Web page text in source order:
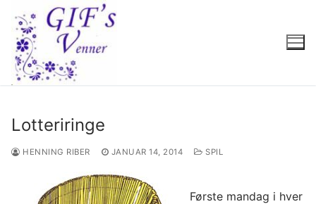
indhold
Lotteriringe
HENNING RIBER JANUAR 14, 2014 SPIL
Første mandag i hver